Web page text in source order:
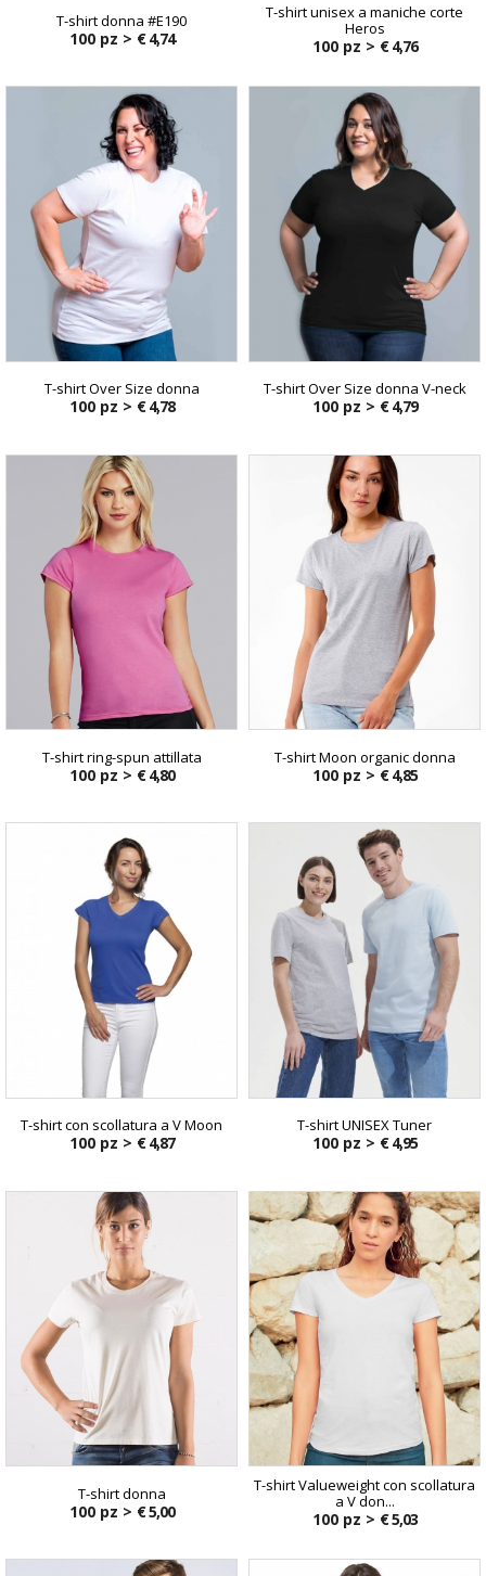
T-shirt donna #E190
100 pz > € 4,74
T-shirt unisex a maniche corte
Heros
100 pz > € 4,76
T-shirt Over Size donna
100 pz > € 4,78
T-shirt Over Size donna V-neck
100 pz > € 4,79
T-shirt ring-spun attillata
100 pz > € 4,80
T-shirt Moon organic donna
100 pz > € 4,85
T-shirt con scollatura a V Moon
100 pz > € 4,87
T-shirt UNISEX Tuner
100 pz > € 4,95
T-shirt donna
100 pz > € 5,00
T-shirt Valueweight con scollatura
a V don...
100 pz > € 5,03